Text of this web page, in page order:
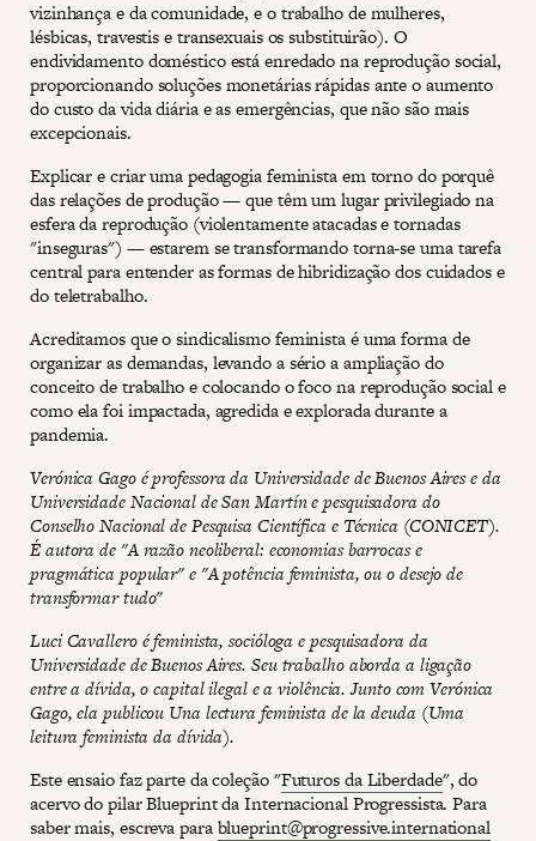
vizinhança e da comunidade, e o trabalho de mulheres,
lésbicas, travestis e transexuais os substituirão). O
endividamento doméstico está enredado na reprodução social,
proporcionando soluções monetárias rápidas ante o aumento
do custo da vida diária e as emergências, que não são mais
excepcionais.
Explicar e criar uma pedagogia feminista em torno do porquê
das relações de produção — que têm um lugar privilegiado na
esfera da reprodução (violentamente atacadas e tornadas
"inseguras") — estarem se transformando torna-se uma tarefa
central para entender as formas de hibridização dos cuidados e
do teletrabalho.
Acreditamos que o sindicalismo feminista é uma forma de
organizar as demandas, levando a sério a ampliação do
conceito de trabalho e colocando o foco na reprodução social e
como ela foi impactada, agredida e explorada durante a
pandemia.
Verónica Gago é professora da Universidade de Buenos Aires e da
Universidade Nacional de San Martín e pesquisadora do
Conselho Nacional de Pesquisa Científica e Técnica (CONICET).
É autora de "A razão neoliberal: economias barrocas e
pragmática popular" e "A potência feminista, ou o desejo de
transformar tudo"
Luci Cavallero é feminista, socióloga e pesquisadora da
Universidade de Buenos Aires. Seu trabalho aborda a ligação
entre a dívida, o capital ilegal e a violência. Junto com Verónica
Gago, ela publicou Una lectura feminista de la deuda (Uma
leitura feminista da dívida).
Este ensaio faz parte da coleção "Futuros da Liberdade", do
acervo do pilar Blueprint da Internacional Progressista. Para
saber mais, escreva parablueprint@progressive.international